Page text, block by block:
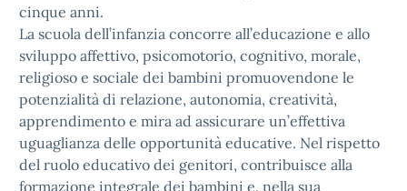
cinque anni.
La scuola dell’infanzia concorre all’educazione e allo
sviluppo affettivo, psicomotorio, cognitivo, morale,
religioso e sociale dei bambini promuovendone le
potenzialità di relazione, autonomia, creatività,
apprendimento e mira ad assicurare un’effettiva
uguaglianza delle opportunità educative. Nel rispetto
del ruolo educativo dei genitori, contribuisce alla
formazione integrale dei bambini e, nella sua